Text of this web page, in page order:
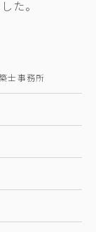
た。
士事務所